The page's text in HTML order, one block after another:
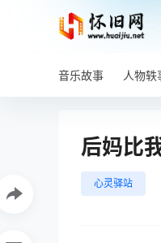
音乐故事 人物轶
后妈比
心灵驿站